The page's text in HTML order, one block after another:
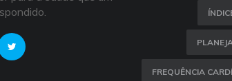
FREQUÊNCIA